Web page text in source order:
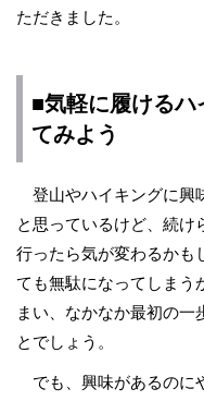
ただきました。
■気軽に履ける
てみよう
登山やハイキングに興
と思っているけど、続け
行ったら気が変わるか
ても無駄になってしま
まい、なかなか最初の一
とでしょう。
でも、興味があるのに